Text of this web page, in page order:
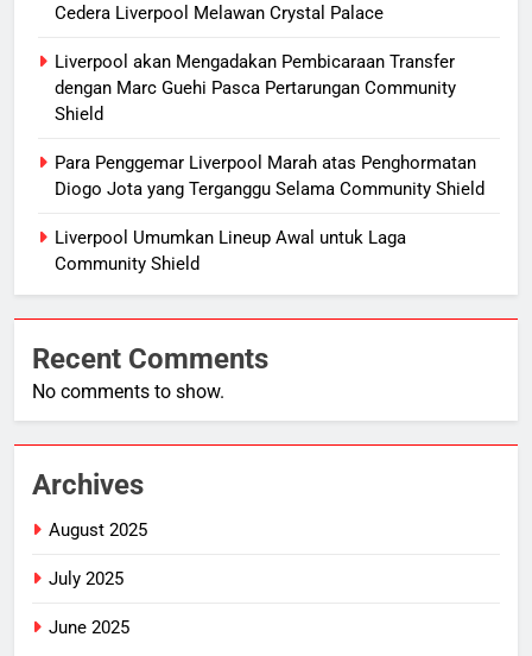
Cedera Liverpool Melawan Crystal Palace
Liverpool akan Mengadakan Pembicaraan Transfer
dengan Marc Guehi Pasca Pertarungan Community
Shield
Para Penggemar Liverpool Marah atas Penghormatan
Diogo Jota yang Terganggu Selama Community Shield
Liverpool Umumkan Lineup Awal untuk Laga
Community Shield
Recent Comments
No comments to show.
Archives
August 2025
July 2025
June 2025